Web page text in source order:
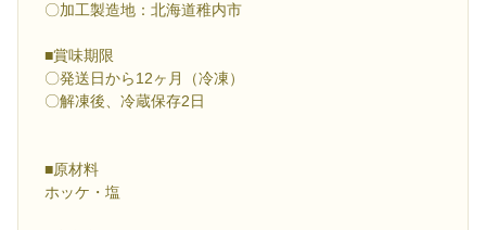
〇加工製造地：北海道稚内市
■賞味期限
〇発送日から12ヶ月（冷凍）
〇解凍後、冷蔵保存2日
■原材料
ホッケ・塩